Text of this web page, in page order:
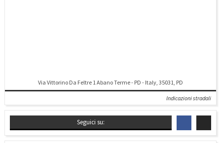
Via Vittorino Da Feltre 1 Abano Terme - PD - Italy, 35031, PD
Indicazioni stradali
Seguici su: